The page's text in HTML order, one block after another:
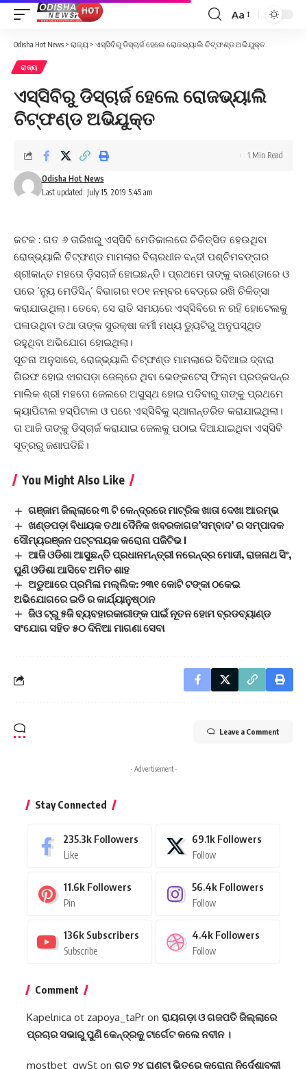
Font
Resizer
Aa
Odisha Hot News > ରାଜ୍ୟ > ଏସ୍‌ସିବିରୁ ଡିସ୍‌ଚାର୍ଜ ହେଲେ ରୋଜଭ୍ୟାଲି ଚିଟ୍‌ଫଣ୍ଡ ଅଭିଯୁକ୍ତ
ରାଜ୍ୟ
ଏସ୍‌ସିବିରୁ ଡିସ୍‌ଚାର୍ଜ ହେଲେ ରୋଜଭ୍ୟାଲି
ଚିଟ୍‌ଫଣ୍ଡ ଅଭିଯୁକ୍ତ
Last updated: July 15, 2019 5:45 am
Odisha Hot News
1 Min Read
କଟକ : ଗତ ୬ ତାରିଖରୁ ଏସ୍‌ସିବି ମେଡିକାଲରେ ଚିକିତ୍ସିତ ହେଉଥିବା
ରୋଜ୍‌ଭ୍ୟାଲି ଚିଟ୍‌ଫଣ୍ଡ ମାମଲାର ବିଚାରଧୀନ ବନ୍ଦୀ ପଶ୍ଚିମବଙ୍ଗର
ଶ୍ରୀକାନ୍ତ ମହ‌ତୋ ଡ଼ିସଚାର୍ଜ ହୋଇଛନ୍ତି। ପ୍ରଥମେ ତାଙ୍କୁ ବାରଣ୍ଡାରେ ଓ
ପରେ ‘ନ୍ୟୁ ମେଡିସିନ୍‌’ ବିଭାଗର ୧୦୧ ନମ୍ବର ବେଡ୍‌ରେ ରଖି ଚିକିତ୍ସା
କରାଯାଉଥିଲା। ତେବେ, ସେ ରାତି ସମୟରେ ଏସ୍‌ସିବିରେ ନ ରହି ହୋଟେଲକୁ
ପଳାଉଥିବା ତଥା ତାଙ୍କ ସୁରକ୍ଷା କର୍ମୀ ମଧ୍ୟ ଡ୍ୟୁଟିରୁ ଅନୁପସ୍ଥିତ
ରହୁଥିବା ଅଭିଯୋଗ ହୋଇଥିଲା।
ସୂଚନା ଅନୁସାରେ, ରୋଜ୍‌ଭ୍ୟାଲି ଚିଟ୍‌ଫଣ୍ଡ ମାମଲାରେ ସିବିଆଇ ଦ୍ବାରା
ଗିରଫ ହୋଇ ଝାରପଡ଼ା ଜେଲ୍‌ରେ ଥିବା ଭେଙ୍କଟେସ୍‌ ଫିଲ୍ମ ପ୍ରଡ୍‌କସନ୍‌ର
ମାଲିକ ଶ୍ରୀ ମହତୋ ଜେଲରେ ଅସୁସ୍ଥ ହୋଇ ପଡିବାରୁ ତାଙ୍କୁ ପ୍ରଥମେ
କ୍ୟାପିଟାଲ ହସ୍ପିଟାଲ ଓ ପରେ ଏସ୍‌ସିବିକୁ ସ୍ଥାନାନ୍ତରିତ କରାଯାଇଥିଲା।
ତା ଆଜି ତାଙ୍କୁ ଡିସ୍‌ଚାର୍ଜ କରାଯାଇ ଜେଲକୁ ପଠାଇ ଦିଆଯାଇଥିବା ଏସ୍‌ସିବି
ସୂତ୍ରରୁ ଜଣାପଡିଛି।
You Might Also Like
ଗଞ୍ଜାମ ଜିଲ୍ଲାରେ ୩ ଟି କେନ୍ଦ୍ରରେ ମାଟ୍ରିକ ଖାତା ଦେଖା ଆରମ୍ଭ
ଖଣ୍ଡପଡ଼ା ବିଧାୟକ ତଥା ଦୈନିକ ଖବରକାଗଜ’ସମ୍ବାଦ’ ର ସମ୍ପାଦକ
ସୌମ୍ୟରଞ୍ଜନ ପଟ୍ଟନାୟକ କରୋନା ପଜିଟିଭ I
ଆଜି ଓଡିଶା ଆସୁଛନ୍ତି ପ୍ରଧାନମନ୍ତ୍ରୀ ନରେନ୍ଦ୍ର ମୋଦୀ, ରାଜନାଥ ସିଂ,
ପୁଣି ଓଡିଶା ଆସିବେ ଅମିତ ଶାହ
ଅଡୁଆରେ ପ୍ରମିଳା ମଲ୍ଲିକ: ୨୩୧ କୋଟି ଟଙ୍କା ଠକେଇ
ଅଭିଯୋଗରେ ଇଡି ର କାର୍ଯ୍ୟାନୁଷ୍ଠାନ
ଜିଓ ଟ୍ରୁ ୫ଜି ବ୍ୟବହାରକାରୀଙ୍କ ପାଇଁ ନୂତନ ହୋମ ବ୍ରଡବ୍ୟାଣ୍ଡ
ସଂଯୋଗ ସହିତ ୫୦ ଦିନିଆ ମାଗଣା ସେବା
Leave a Comment
- Advertisement -
Stay Connected
235.3k Followers
Like
69.1k Followers
Follow
11.6k Followers
Pin
56.4k Followers
Follow
136k Subscribers
Subscribe
4.4k Followers
Follow
Comment
Kapelnica ot zapoya_taPr on ରାୟଗଡ଼ା ଓ ଗଜପତି ଜିଲ୍ଲାରେ
ପ୍ରଚାର ସଭାରୁ ପୁଣି କେନ୍ଦ୍ରକୁ ଟାର୍ଗେଟ କଲେ ନବୀନ ।
mostbet_gwSt on ଗତ ୨୪ ଘଣ୍ଟା ଭିତରେ କରୋନା ନିର୍ଦେଶାବଳୀ